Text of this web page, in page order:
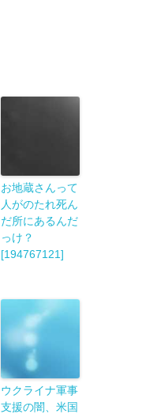
お地蔵さんって
人がのたれ死ん
だ所にあるんだ
っけ？
[194767121]
ウクライナ軍事
支援の闇、米国